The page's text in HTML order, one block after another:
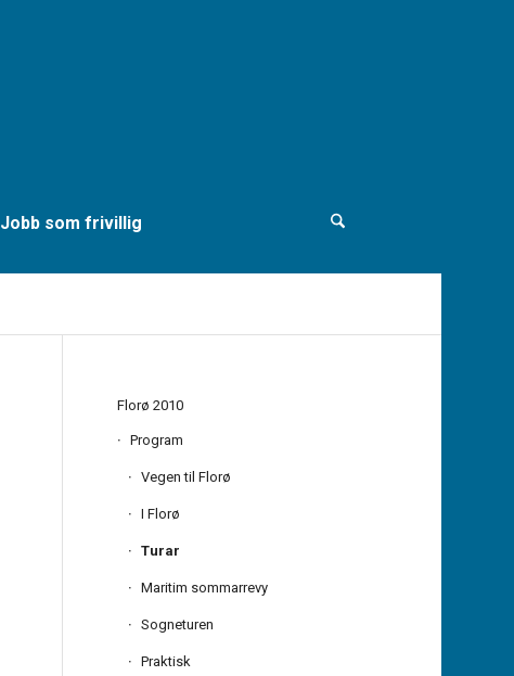
Jobb som frivillig
Florø 2010
Program
Vegen til Florø
I Florø
Turar
Maritim sommarrevy
Sogneturen
Praktisk